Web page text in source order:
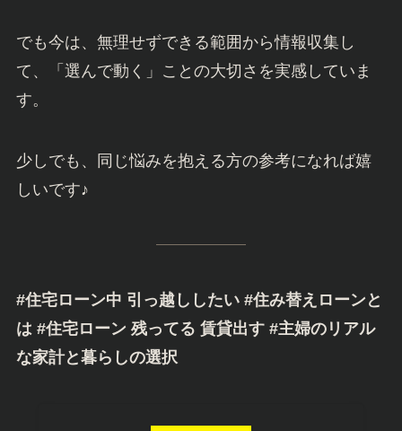
でも今は、無理せずできる範囲から情報収集し
て、「選んで動く」ことの大切さを実感していま
す。
少しでも、同じ悩みを抱える方の参考になれば嬉
しいです♪
#住宅ローン中 引っ越ししたい #住み替えローンと
は #住宅ローン 残ってる 賃貸出す #主婦のリアル
な家計と暮らしの選択